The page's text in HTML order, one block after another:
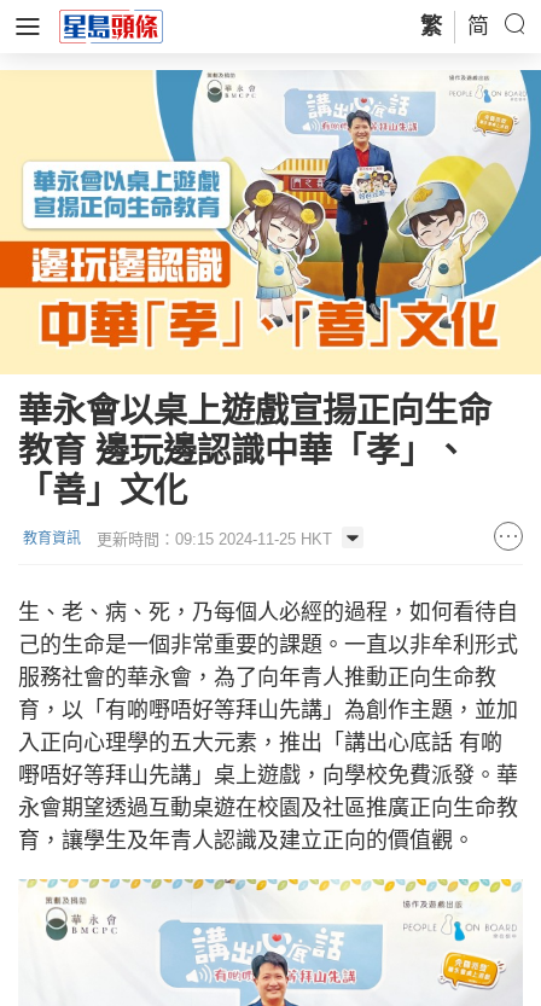
繁 简
華永會以桌上遊戲宣揚正向生命
教育 邊玩邊認識中華「孝」、
「善」文化
教育資訊 更新時間：09:15 2024-11-25 HKT
生、老、病、死，乃每個人必經的過程，如何看待自
己的生命是一個非常重要的課題。一直以非牟利形式
服務社會的華永會，為了向年青人推動正向生命教
育，以「有啲嘢唔好等拜山先講」為創作主題，並加
入正向心理學的五大元素，推出「講出心底話 有啲
嘢唔好等拜山先講」桌上遊戲，向學校免費派發。華
永會期望透過互動桌遊在校園及社區推廣正向生命教
育，讓學生及年青人認識及建立正向的價值觀。